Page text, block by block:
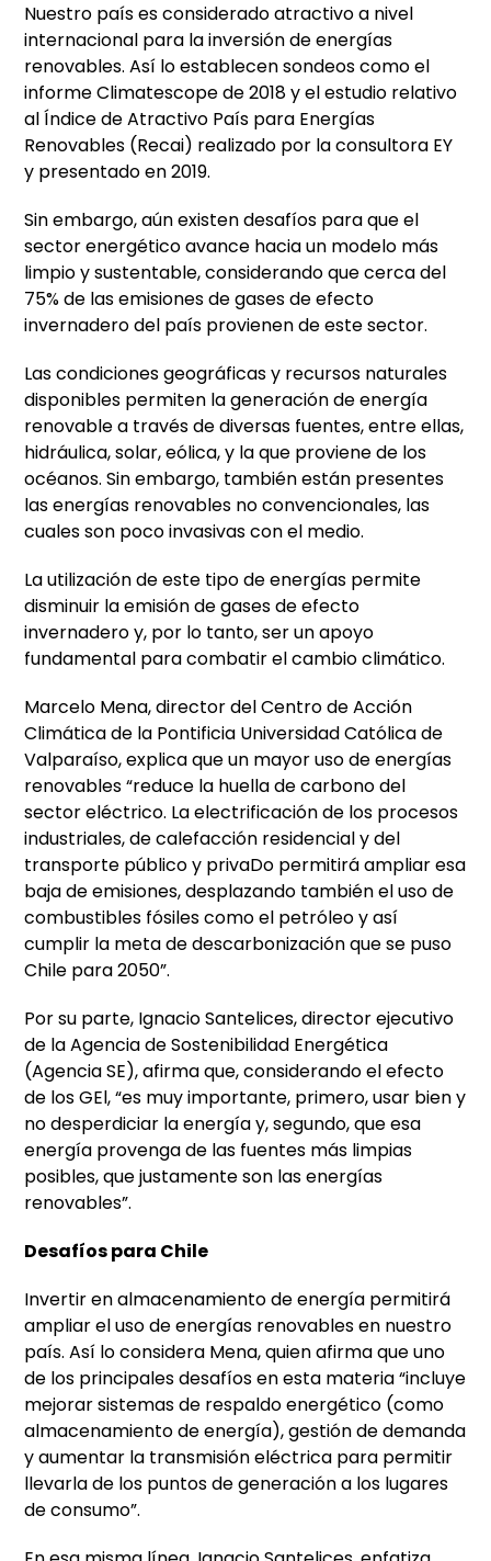
Nuestro país es considerado atractivo a nivel
internacional para la inversión de energías
renovables. Así lo establecen sondeos como el
informe Climatescope de 2018 y el estudio relativo
al Índice de Atractivo País para Energías
Renovables (Recai) realizado por la consultora EY
y presentado en 2019.
Sin embargo, aún existen desafíos para que el
sector energético avance hacia un modelo más
limpio y sustentable, considerando que cerca del
75% de las emisiones de gases de efecto
invernadero del país provienen de este sector.
Las condiciones geográficas y recursos naturales
disponibles permiten la generación de energía
renovable a través de diversas fuentes, entre ellas,
hidráulica, solar, eólica, y la que proviene de los
océanos. Sin embargo, también están presentes
las energías renovables no convencionales, las
cuales son poco invasivas con el medio.
La utilización de este tipo de energías permite
disminuir la emisión de gases de efecto
invernadero y, por lo tanto, ser un apoyo
fundamental para combatir el cambio climático.
Marcelo Mena, director del Centro de Acción
Climática de la Pontificia Universidad Católica de
Valparaíso, explica que un mayor uso de energías
renovables “reduce la huella de carbono del
sector eléctrico. La electrificación de los procesos
industriales, de calefacción residencial y del
transporte público y privaDo permitirá ampliar esa
baja de emisiones, desplazando también el uso de
combustibles fósiles como el petróleo y así
cumplir la meta de descarbonización que se puso
Chile para 2050”.
Por su parte, Ignacio Santelices, director ejecutivo
de la Agencia de Sostenibilidad Energética
(Agencia SE), afirma que, considerando el efecto
de los GEl, “es muy importante, primero, usar bien y
no desperdiciar la energía y, segundo, que esa
energía provenga de las fuentes más limpias
posibles, que justamente son las energías
renovables”.
Desafíos para Chile
Invertir en almacenamiento de energía permitirá
ampliar el uso de energías renovables en nuestro
país. Así lo considera Mena, quien afirma que uno
de los principales desafíos en esta materia “incluye
mejorar sistemas de respaldo energético (como
almacenamiento de energía), gestión de demanda
y aumentar la transmisión eléctrica para permitir
llevarla de los puntos de generación a los lugares
de consumo”.